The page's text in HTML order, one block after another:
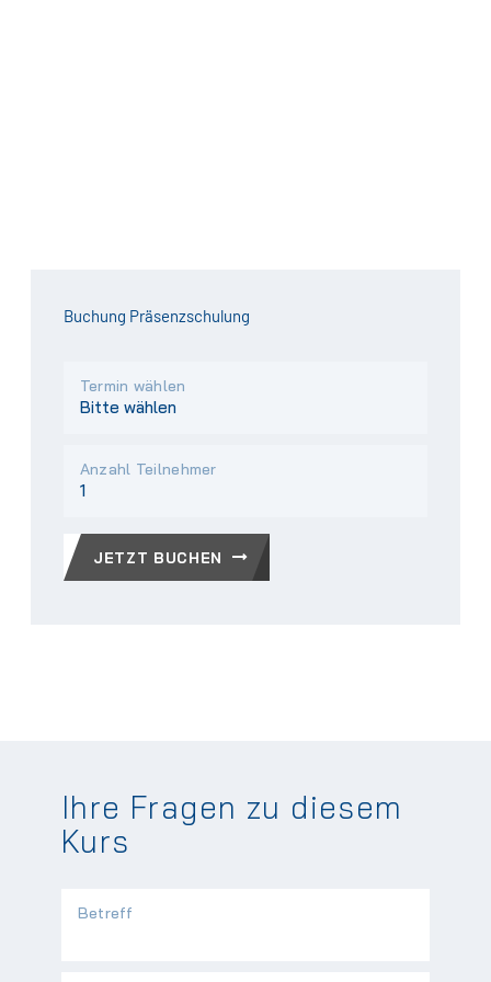
Buchung Präsenzschulung
Termin wählen
Anzahl Teilnehmer
JETZT BUCHEN
Ihre Fragen zu diesem
Kurs
Betreff